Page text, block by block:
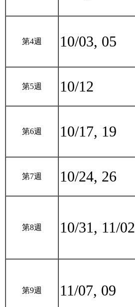
第4週 10/03, 05
第5週 10/12
第6週 10/17, 19
第7週 10/24, 26
第8週 10/31, 11/02
第9週 11/07, 09